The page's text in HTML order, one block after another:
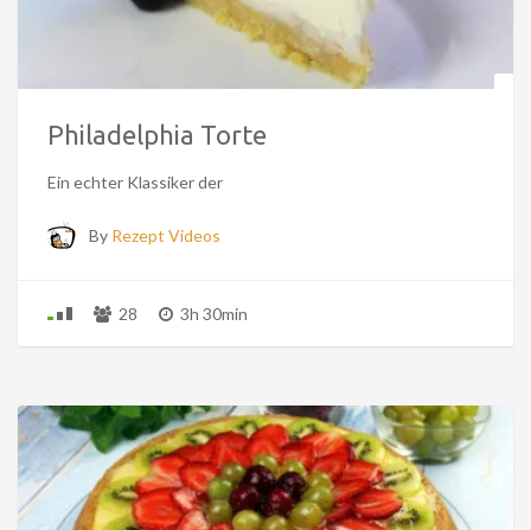
Philadelphia Torte
Ein echter Klassiker der
By Rezept Videos
28 3h 30min